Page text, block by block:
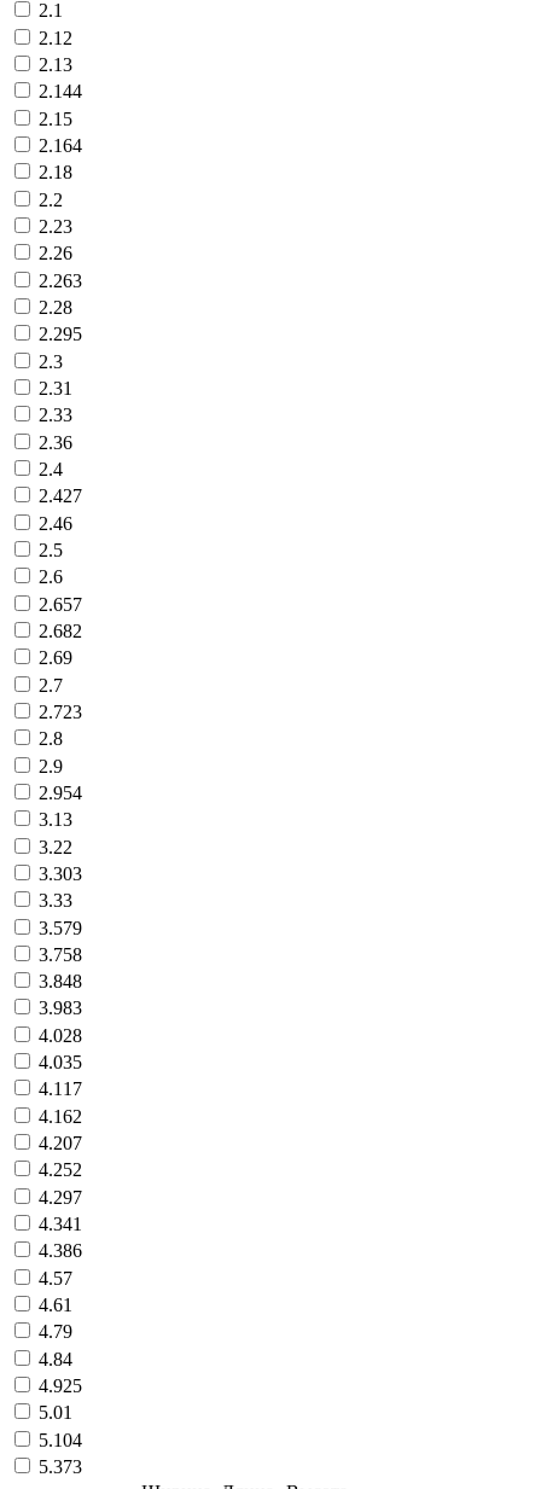
2.1
2.12
2.13
2.144
2.15
2.164
2.18
2.2
2.23
2.26
2.263
2.28
2.295
2.3
2.31
2.33
2.36
2.4
2.427
2.46
2.5
2.6
2.657
2.682
2.69
2.7
2.723
2.8
2.9
2.954
3.13
3.22
3.303
3.33
3.579
3.758
3.848
3.983
4.028
4.035
4.117
4.162
4.207
4.252
4.297
4.341
4.386
4.57
4.61
4.79
4.84
4.925
5.01
5.104
5.373